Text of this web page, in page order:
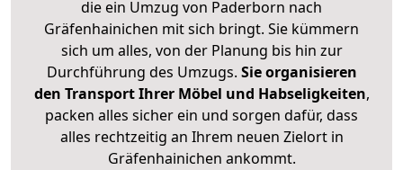
die ein Umzug von Paderborn nach
Gräfenhainichen mit sich bringt. Sie kümmern
sich um alles, von der Planung bis hin zur
Durchführung des Umzugs. Sie organisieren
den Transport Ihrer Möbel und Habseligkeiten,
packen alles sicher ein und sorgen dafür, dass
alles rechtzeitig an Ihrem neuen Zielort in
Gräfenhainichen ankommt.